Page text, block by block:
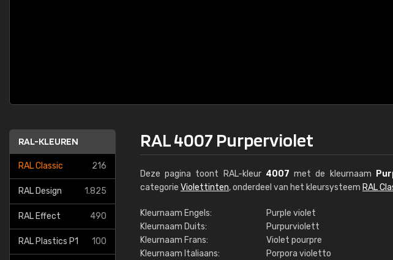
RAL-KLEUREN
RAL Classic 216
RAL Design 1.825
RAL Effect 490
RAL Plastics P1 100
RAL 4007 Purperviolet
Deze pagina toont RAL-kleur 4007 met de kleurnaam
categorie Violettinten, onderdeel van het kleursysteem RAL
Kleurnaam Engels:
Purple violet
Kleurnaam Duits:
Purpurviolett
Kleurnaam Frans:
Violet pourpre
Kleurnaam Italiaans:
Porpora violetto